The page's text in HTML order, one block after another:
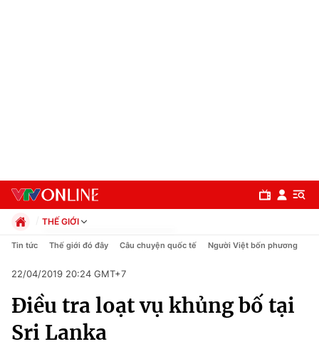
Chuyên mục
Chính trị
THẾ GIỚI
Chính trị
Pháp luật
Kinh tế
Thể thao
Truyền hình
Tin tức Thế giới đó đây Câu chuyện quốc tế Người Việt bốn phương
22/04/2019 20:24 GMT+7
Điều tra loạt vụ khủng bố tại
Sri Lanka